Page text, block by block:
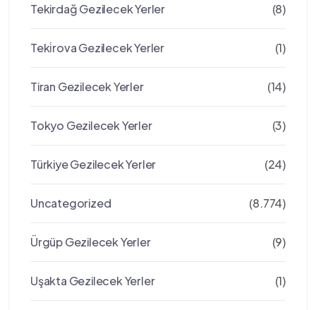
Tekirdağ Gezilecek Yerler (8)
Teki̇rova Gezilecek Yerler (1)
Tiran Gezilecek Yerler (14)
Tokyo Gezilecek Yerler (3)
Türkiye Gezilecek Yerler (24)
Uncategorized (8.774)
Ürgüp Gezilecek Yerler (9)
Uşakta Gezilecek Yerler (1)